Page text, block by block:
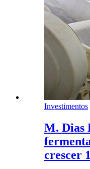
Investimentos
M. Dias
crescer